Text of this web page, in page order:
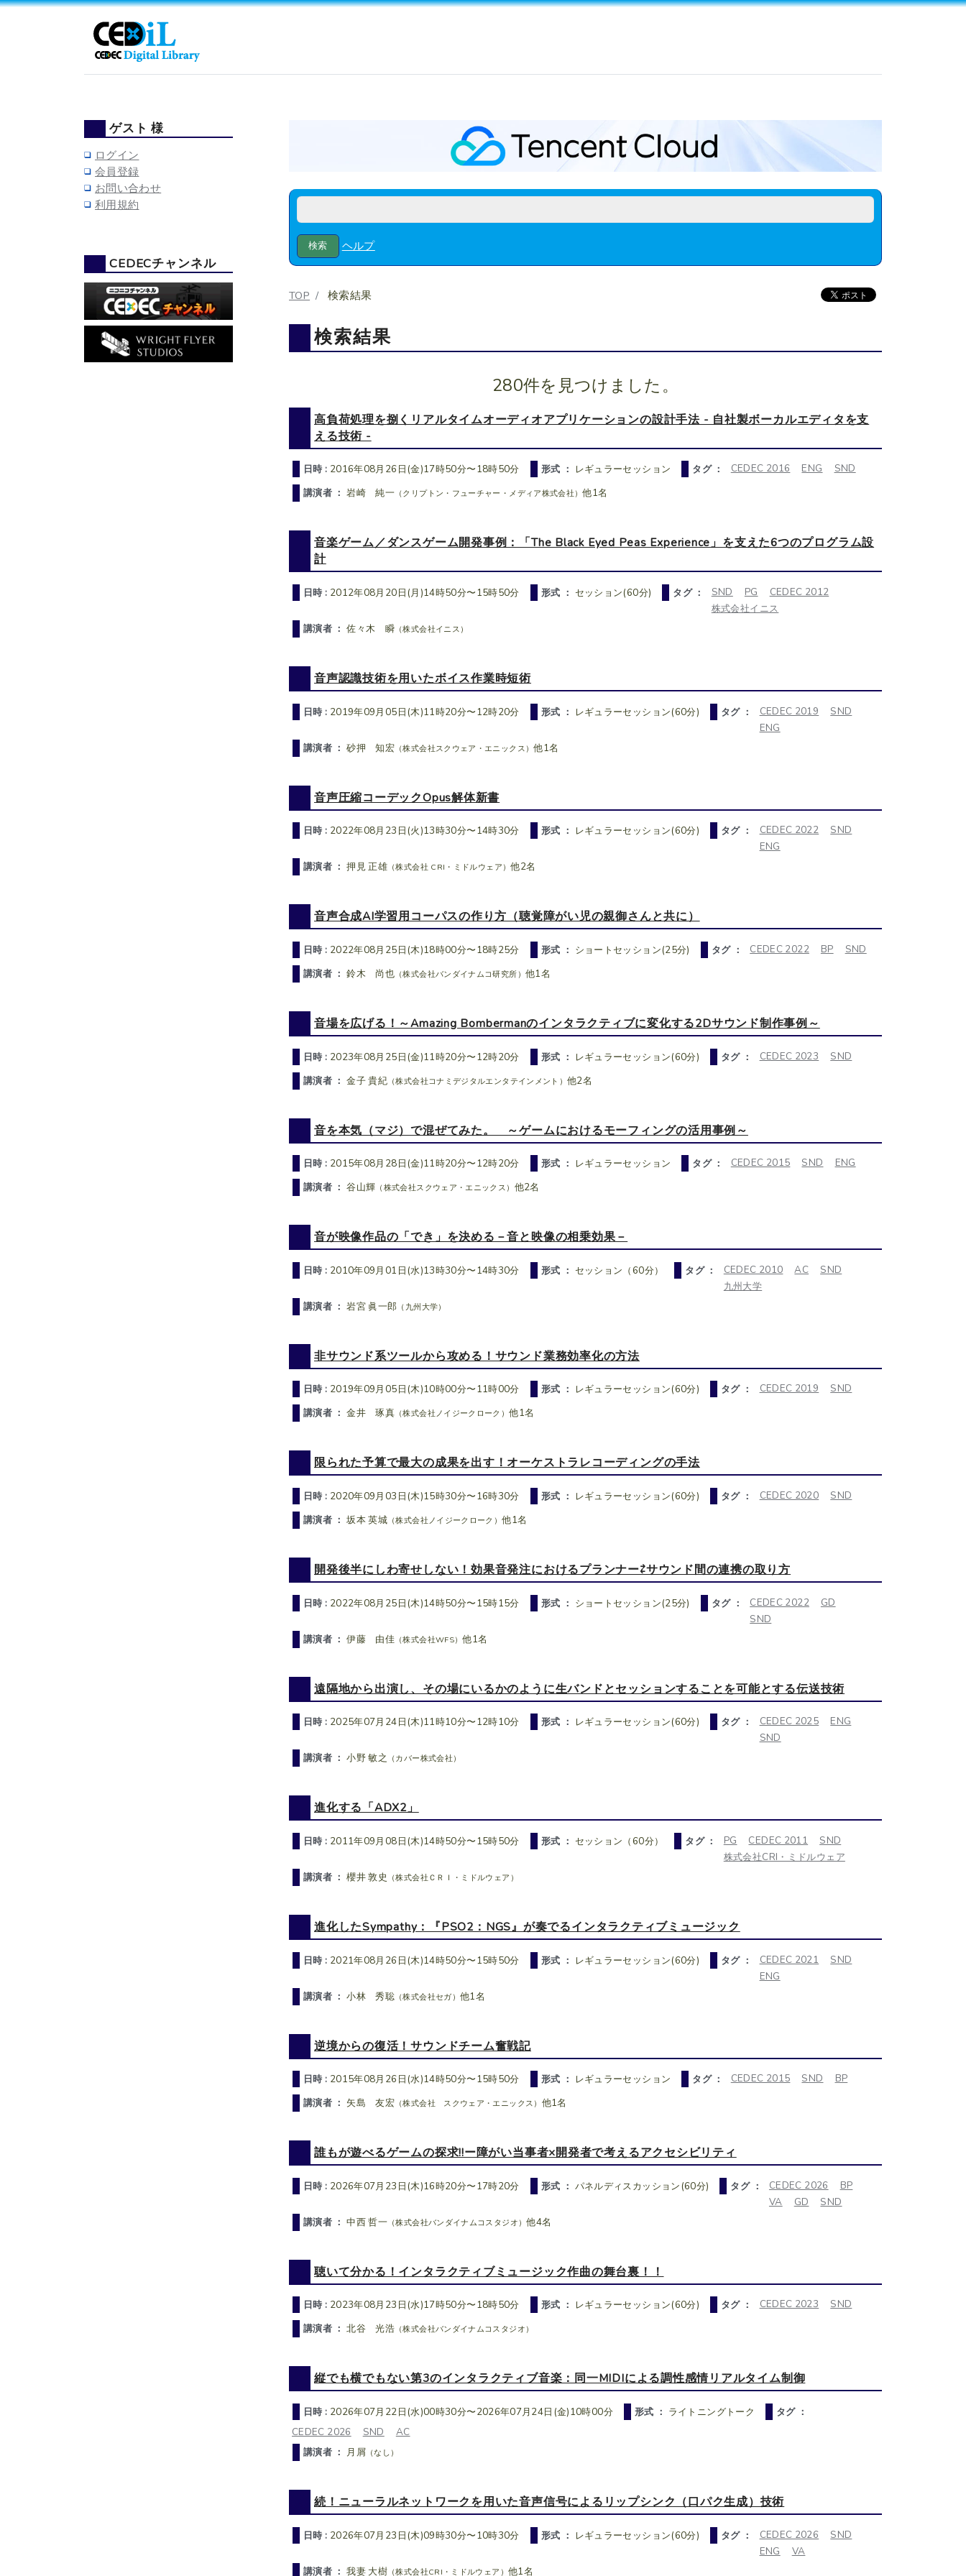
ヘルプ
TOP 検索結果
検索結果
280件を見つけました。
高負荷処理を捌くリアルタイムオーディオアプリケーションの設計手法 - 自社製ボーカルエディタを支
える技術 -
日時 : 2016年08月26日(金)17時50分〜18時50分 形式 ： レギュラーセッション タグ ： CEDEC 2016 ENG
SND
講演者 ：岩崎 純一 （クリプトン・フューチャー・メディア株式会社）他1名
音楽ゲーム／ダンスゲーム開発事例：「The Black Eyed Peas Experience」を支えた6つのプログラム設
計
日時 : 2012年08月20日(月)14時50分〜15時50分 形式 ： セッション(60分) タグ ： SND PG
CEDEC 2012
株式会社イニス
講演者 ：佐々木 瞬 （株式会社イニス）
音声認識技術を用いたボイス作業時短術
日時 : 2019年09月05日(木)11時20分〜12時20分 形式 ： レギュラーセッション(60分) タグ ： CEDEC 2019
SND
ENG
講演者 ：砂押 知宏 （株式会社スクウェア・エニックス）他1名
音声圧縮コーデックOpus解体新書
日時 : 2022年08月23日(火)13時30分〜14時30分 形式 ： レギュラーセッション(60分) タグ ： CEDEC 2022
SND
ENG
講演者 ：押見 正雄 （株式会社 CRI・ミドルウェア）他2名
音声合成AI学習用コーパスの作り方（聴覚障がい児の親御さんと共に）
日時 : 2022年08月25日(木)18時00分〜18時25分 形式 ： ショートセッション(25分) タグ ： CEDEC 2022 BP
SND
講演者 ：鈴木 尚也 （株式会社バンダイナムコ研究所） 他1名
音場を広げる！～Amazing Bombermanのインタラクティブに変化する2Dサウンド制作事例～
日時 : 2023年08月25日(金)11時20分〜12時20分 形式 ： レギュラーセッション(60分) タグ ： CEDEC 2023
SND
講演者 ：金子 貴紀 （株式会社コナミデジタルエンタテインメント）他2名
音を本気（マジ）で混ぜてみた。 ～ゲームにおけるモーフィングの活用事例～
日時 : 2015年08月28日(金)11時20分〜12時20分 形式 ： レギュラーセッション タグ ： CEDEC 2015 SND
ENG
講演者 ：谷山輝 （株式会社スクウェア・エニックス） 他2名
音が映像作品の「でき」を決める－音と映像の相乗効果－
日時 : 2010年09月01日(水)13時30分〜14時30分 形式 ： セッション（60分） タグ ： CEDEC 2010 AC
SND
九州大学
講演者 ：岩宮 眞一郎 （九州大学）
非サウンド系ツールから攻める！サウンド業務効率化の方法
日時 : 2019年09月05日(木)10時00分〜11時00分 形式 ： レギュラーセッション(60分) タグ ： CEDEC 2019
SND
講演者 ：金井 琢真 （株式会社ノイジークローク）他1名
限られた予算で最大の成果を出す！オーケストラレコーディングの手法
日時 : 2020年09月03日(木)15時30分〜16時30分 形式 ： レギュラーセッション(60分) タグ ： CEDEC 2020
SND
講演者 ：坂本 英城 （株式会社ノイジークローク）他1名
開発後半にしわ寄せしない！効果音発注におけるプランナー⇄サウンド間の連携の取り方
日時 : 2022年08月25日(木)14時50分〜15時15分 形式 ： ショートセッション(25分) タグ ： CEDEC 2022
GD
SND
講演者 ：伊藤 由佳 （株式会社WFS）他1名
遠隔地から出演し、その場にいるかのように生バンドとセッションすることを可能とする伝送技術
日時 : 2025年07月24日(木)11時10分〜12時10分 形式 ： レギュラーセッション(60分) タグ ： CEDEC 2025
ENG
SND
講演者 ：小野 敏之 （カバー株式会社）
進化する「ADX2」
日時 : 2011年09月08日(木)14時50分〜15時50分 形式 ： セッション（60分） タグ ： PG CEDEC 2011
SND
株式会社CRI・ミドルウェア
講演者 ：櫻井 敦史 （株式会社ＣＲＩ・ミドルウェア）
進化したSympathy：『PSO2：NGS』が奏でるインタラクティブミュージック
日時 : 2021年08月26日(木)14時50分〜15時50分 形式 ： レギュラーセッション(60分) タグ ： CEDEC 2021
SND
ENG
講演者 ：小林 秀聡 （株式会社セガ） 他1名
逆境からの復活！サウンドチーム奮戦記
日時 : 2015年08月26日(水)14時50分〜15時50分 形式 ： レギュラーセッション タグ ： CEDEC 2015 SND
BP
講演者 ： 矢島 友宏 （株式会社 スクウェア・エニックス） 他1名
誰もが遊べるゲームの探求!!ー障がい当事者×開発者で考えるアクセシビリティ
日時 : 2026年07月23日(木)16時20分〜17時20分 形式 ： パネルディスカッション(60分) タグ ： CEDEC 2026
BP
VA
GD
SND
講演者 ：中西 哲一 （株式会社バンダイナムコスタジオ）他4名
聴いて分かる！インタラクティブミュージック作曲の舞台裏！！
日時 : 2023年08月23日(水)17時50分〜18時50分 形式 ： レギュラーセッション(60分) タグ ： CEDEC 2023
SND
講演者 ：北谷 光浩 （株式会社バンダイナムコスタジオ）
縦でも横でもない第3のインタラクティブ音楽：同一MIDIによる調性感情リアルタイム制御
日時 : 2026年07月22日(水)00時30分〜2026年07月24日(金)10時00分 形式 ： ライトニングトーク
タグ ：
CEDEC 2026
SND
AC
講演者 ： 月屑（なし）
続！ニューラルネットワークを用いた音声信号によるリップシンク（口パク生成）技術
日時 : 2026年07月23日(木)09時30分〜10時30分 形式 ： レギュラーセッション(60分) タグ ： CEDEC 2026
SND
ENG
VA
講演者 ：我妻 大樹 （株式会社CRI・ミドルウェア） 他1名
ゲスト 様
ログイン
会員登録
お問い合わせ
利用規約
CEDECチャンネル